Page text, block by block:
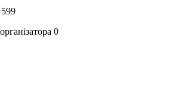
599
0